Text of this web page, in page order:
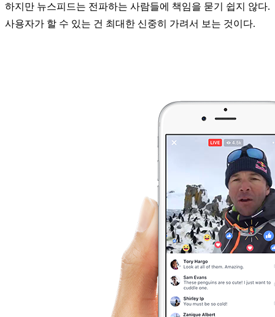
하지만 뉴스피드는 전파하는 사람들에 책임을 묻기 쉽지 않다.
사용자가 할 수 있는 건 최대한 신중히 가려서 보는 것이다.